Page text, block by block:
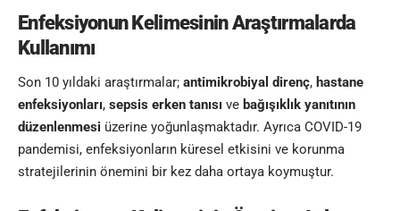
Enfeksiyonun KelimesininAraştırmalarda
Kullanımı
Son 10 yıldaki araştırmalar; antimikrobiyal direnç, hastane
enfeksiyonları, sepsis erken tanısı ve bağışıklık yanıtının
düzenlenmesi üzerine yoğunlaşmaktadır. Ayrıca COVID-19
pandemisi, enfeksiyonların küresel etkisini ve korunma
stratejilerinin önemini bir kez daha ortaya koymuştur.